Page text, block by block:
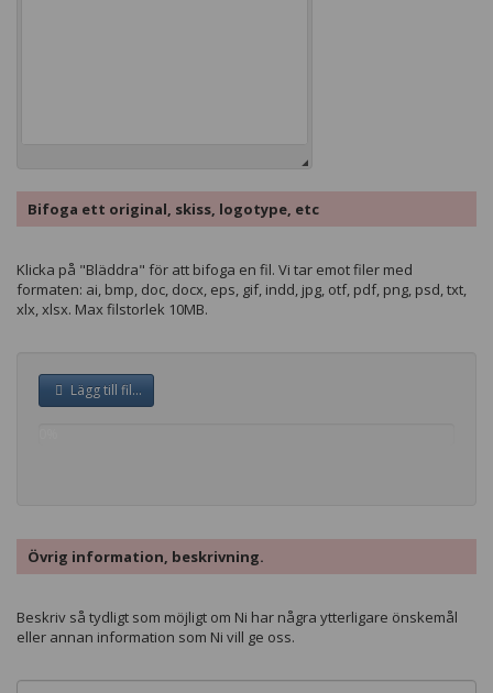
Bifoga ett original, skiss, logotype, etc
Klicka på "Bläddra" för att bifoga en fil. Vi tar emot filer med
formaten: ai, bmp, doc, docx, eps, gif, indd, jpg, otf, pdf, png, psd, txt,
xlx, xlsx. Max filstorlek 10MB.
Lägg till fil...
Övrig information, beskrivning.
Beskriv så tydligt som möjligt om Ni har några ytterligare önskemål
eller annan information som Ni vill ge oss.